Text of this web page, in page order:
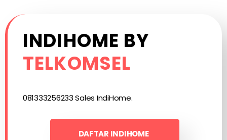
INDIHOME BY
TELKOMSEL
081333256233 Sales IndiHome.
DAFTAR INDIHOME